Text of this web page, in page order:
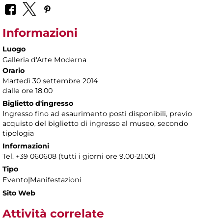
Informazioni
Luogo
Galleria d'Arte Moderna
Orario
Martedì 30 settembre 2014
dalle ore 18.00
Biglietto d'ingresso
Ingresso fino ad esaurimento posti disponibili, previo
acquisto del biglietto di ingresso al museo, secondo
tipologia
Informazioni
Tel. +39 060608 (tutti i giorni ore 9.00-21.00)
Tipo
Evento|Manifestazioni
Sito Web
Attività correlate